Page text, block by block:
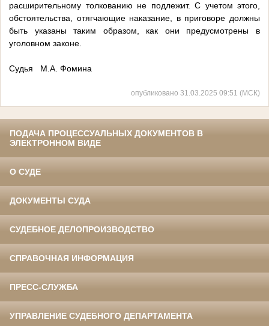
расширительному толкованию не подлежит. С учетом этого,
обстоятельства, отягчающие наказание, в приговоре должны
быть указаны таким образом, как они предусмотрены в
уголовном законе.
Судья М.А. Фомина
опубликовано 31.03.2025 09:51 (МСК)
ПОДАЧА ПРОЦЕССУАЛЬНЫХ ДОКУМЕНТОВ В
ЭЛЕКТРОННОМ ВИДЕ
О СУДЕ
ДОКУМЕНТЫ СУДА
СУДЕБНОЕ ДЕЛОПРОИЗВОДСТВО
СПРАВОЧНАЯ ИНФОРМАЦИЯ
ПРЕСС-СЛУЖБА
УПРАВЛЕНИЕ СУДЕБНОГО ДЕПАРТАМЕНТА